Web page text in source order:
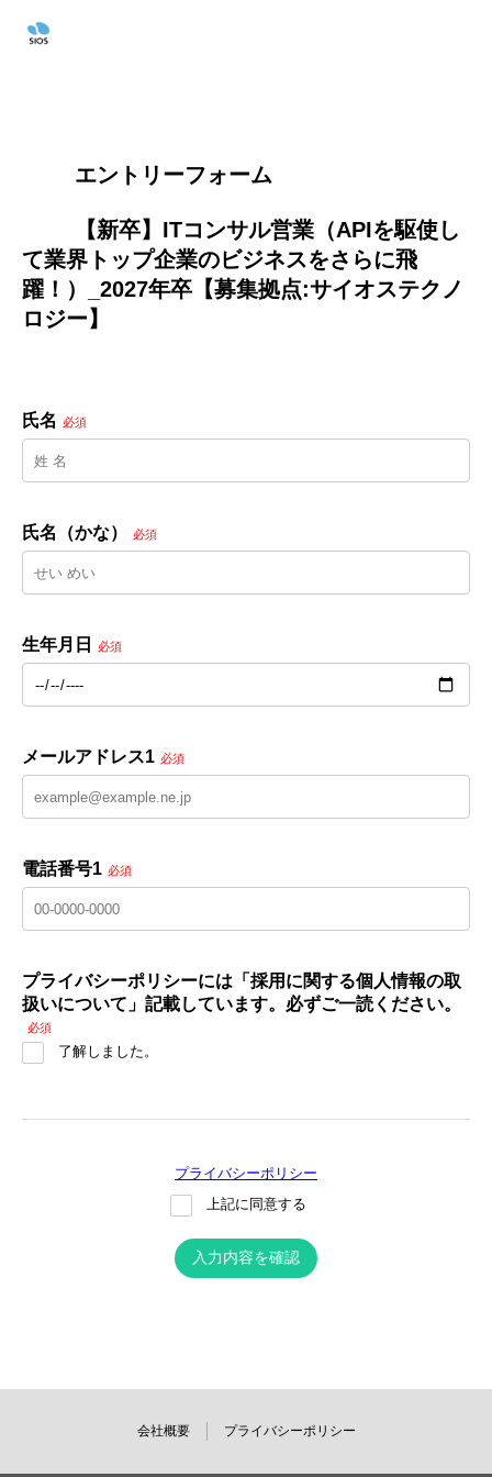
        エントリーフォーム
て業界トップ企業のビジネスをさらに飛
躍！）_2027年卒【募集拠点:サイオステクノ
ロジー】
氏名 必須
氏名（かな） 必須
生年月日 必須
メールアドレス1 必須
電話番号1 必須
プライバシーポリシーには「採用に関する個人情報の取
扱いについて」記載しています。必ずご一読ください。
必須
了解しました。
プライバシーポリシー
上記に同意する
入力内容を確認
会社概要 プライバシーポリシー